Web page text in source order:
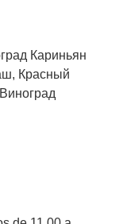
Кариньян
Красный